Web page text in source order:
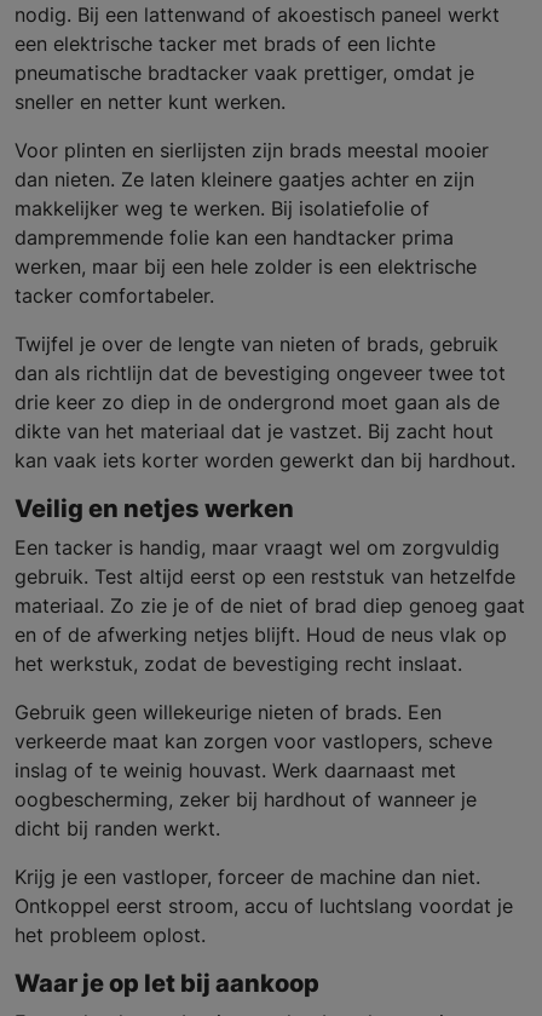
nodig. Bij een lattenwand of akoestisch paneel werkt
een elektrische tacker met brads of een lichte
pneumatische bradtacker vaak prettiger, omdat je
sneller en netter kunt werken.
Voor plinten en sierlijsten zijn brads meestal mooier
dan nieten. Ze laten kleinere gaatjes achter en zijn
makkelijker weg te werken. Bij isolatiefolie of
dampremmende folie kan een handtacker prima
werken, maar bij een hele zolder is een elektrische
tacker comfortabeler.
Twijfel je over de lengte van nieten of brads, gebruik
dan als richtlijn dat de bevestiging ongeveer twee tot
drie keer zo diep in de ondergrond moet gaan als de
dikte van het materiaal dat je vastzet. Bij zacht hout
kan vaak iets korter worden gewerkt dan bij hardhout.
Veilig en netjes werken
Een tacker is handig, maar vraagt wel om zorgvuldig
gebruik. Test altijd eerst op een reststuk van hetzelfde
materiaal. Zo zie je of de niet of brad diep genoeg gaat
en of de afwerking netjes blijft. Houd de neus vlak op
het werkstuk, zodat de bevestiging recht inslaat.
Gebruik geen willekeurige nieten of brads. Een
verkeerde maat kan zorgen voor vastlopers, scheve
inslag of te weinig houvast. Werk daarnaast met
oogbescherming, zeker bij hardhout of wanneer je
dicht bij randen werkt.
Krijg je een vastloper, forceer de machine dan niet.
Ontkoppel eerst stroom, accu of luchtslang voordat je
het probleem oplost.
Waar je op let bij aankoop